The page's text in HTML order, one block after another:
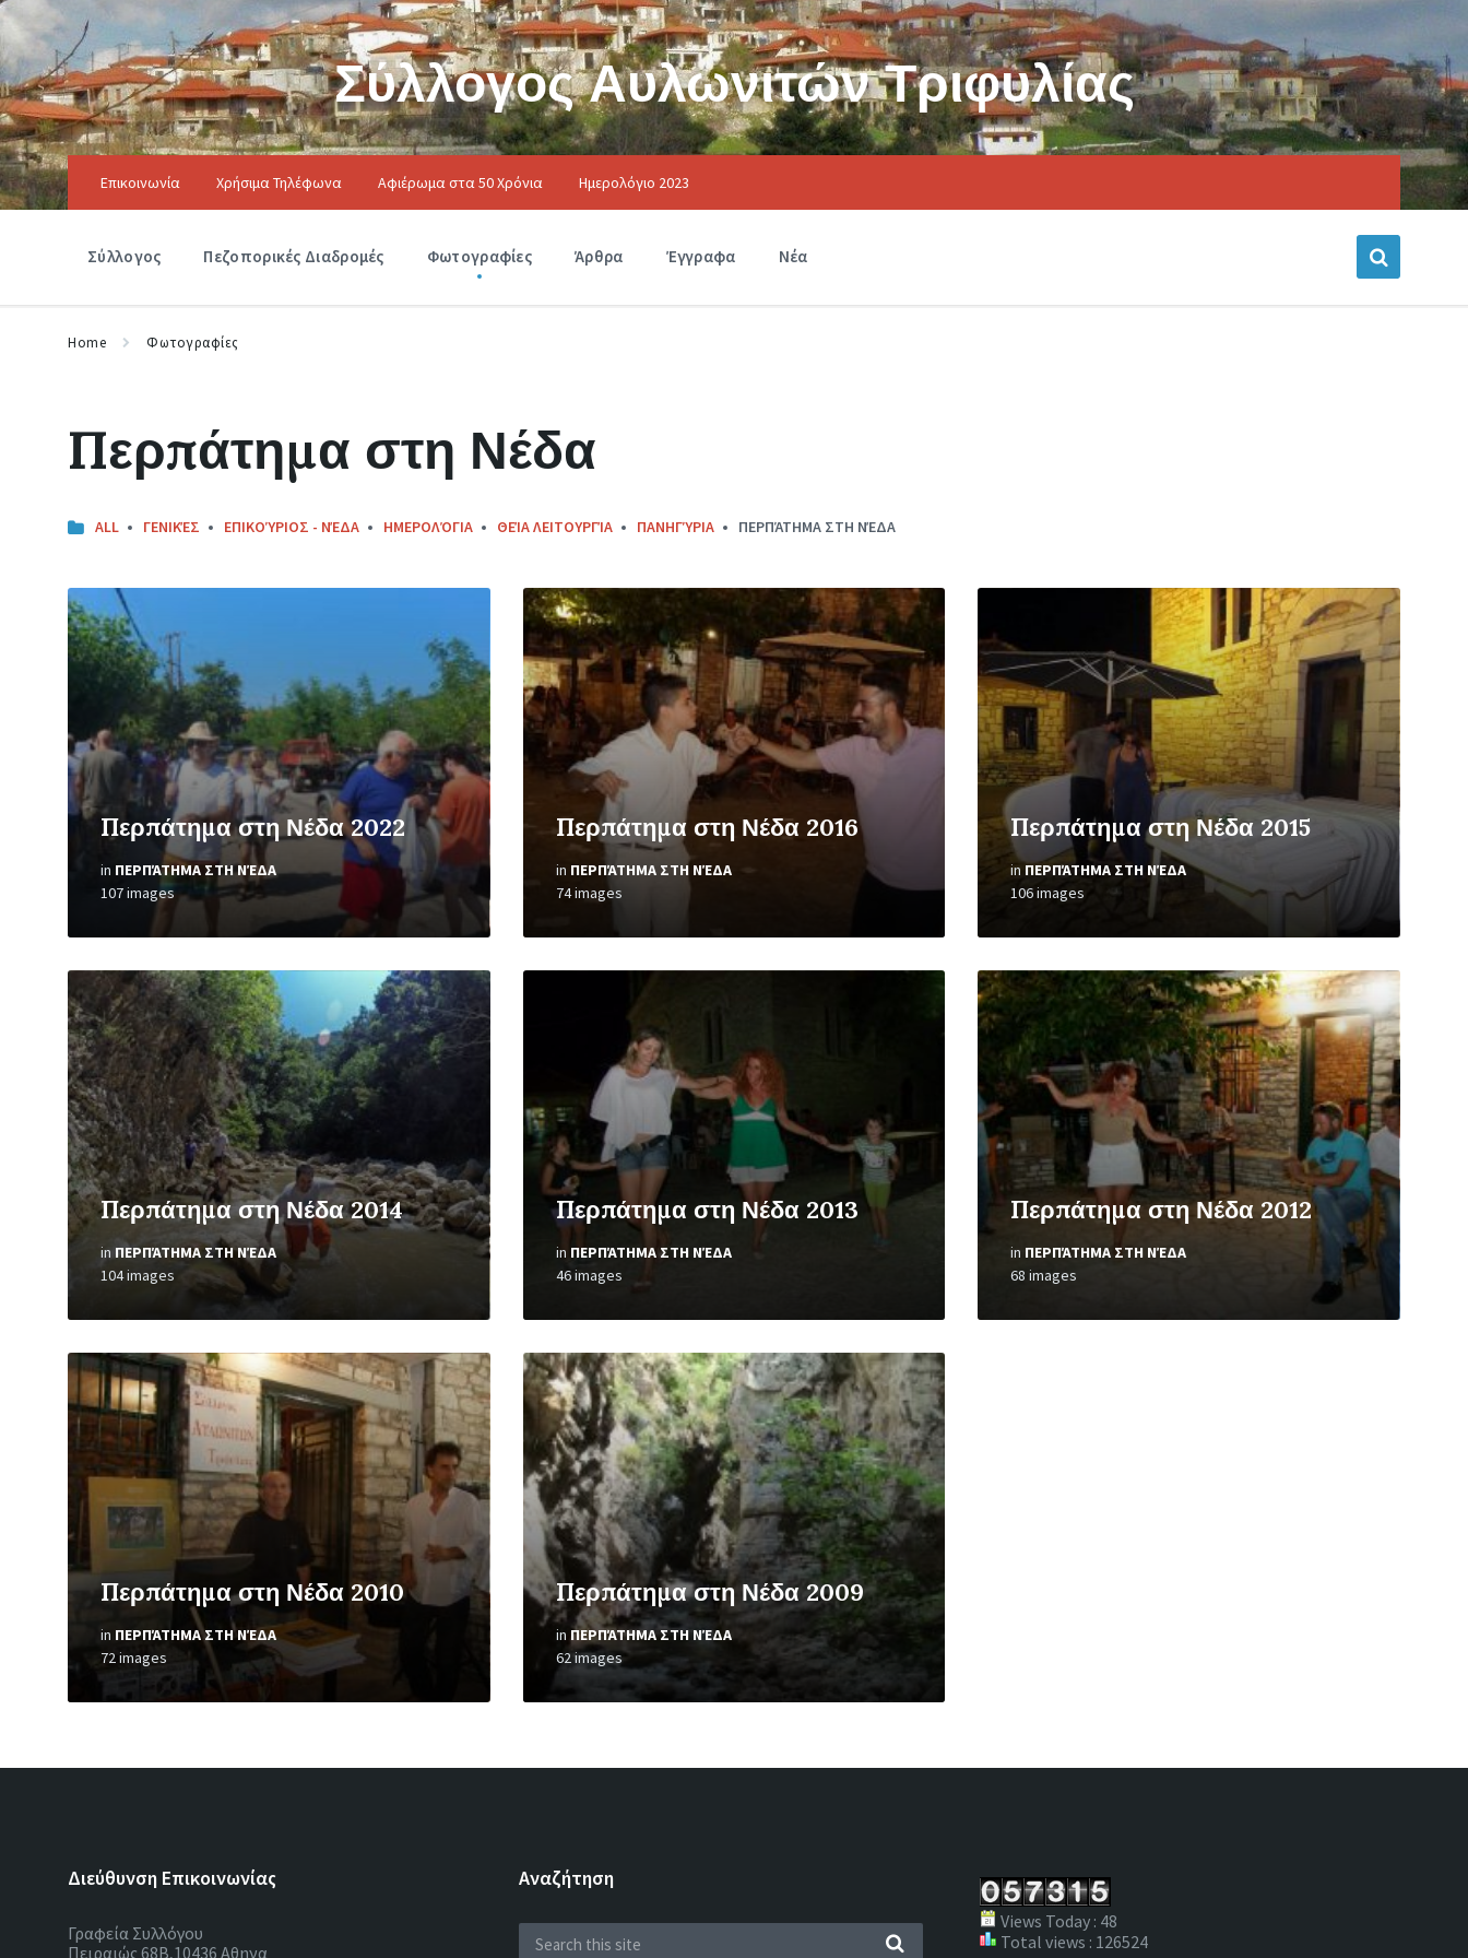
Skip
content
Skip
main
navigation
Skip
footer
Σύλλογος Αυλωνιτών Τριφυλίας
Επικοινωνία Χρήσιμα Τηλέφωνα Αφιέρωμα στα 50 Χρόνια Ημερολόγιο 2023
Σύλλογος Πεζοπορικές Διαδρομές Φωτογραφίες Άρθρα Έγγραφα Νέα
Home Φωτογραφίες
Περπάτημα στη Νέδα
ALL ΓΕΝΙΚΈΣ ΕΠΙΚΟΎΡΙΟΣ - ΝΈΔΑ ΗΜΕΡΟΛΌΓΙΑ ΘΕΊΑ ΛΕΙΤΟΥΡΓΊΑ ΠΑΝΗΓΎΡΙΑ ΠΕΡΠΆΤΗΜΑ ΣΤΗ ΝΈΔΑ
Περπάτημα στη Νέδα 2022
in ΠΕΡΠΆΤΗΜΑ ΣΤΗ ΝΈΔΑ
107 images
Open
Gallery
Περπάτημα στη Νέδα 2016
in ΠΕΡΠΆΤΗΜΑ ΣΤΗ ΝΈΔΑ
74 images
Open
Gallery
Περπάτημα στη Νέδα 2015
in ΠΕΡΠΆΤΗΜΑ ΣΤΗ ΝΈΔΑ
106 images
Open
Περπάτημα στη Νέδα 2014
in ΠΕΡΠΆΤΗΜΑ ΣΤΗ ΝΈΔΑ
104 images
Open
Gallery
Περπάτημα στη Νέδα 2013
in ΠΕΡΠΆΤΗΜΑ ΣΤΗ ΝΈΔΑ
46 images
Open
Περπάτημα στη Νέδα 2012
in ΠΕΡΠΆΤΗΜΑ ΣΤΗ ΝΈΔΑ
68 images
Open
Gallery
Περπάτημα στη Νέδα 2010
in ΠΕΡΠΆΤΗΜΑ ΣΤΗ ΝΈΔΑ
72 images
Open
Gallery
Περπάτημα στη Νέδα 2009
in ΠΕΡΠΆΤΗΜΑ ΣΤΗ ΝΈΔΑ
62 images
Open
Gallery
Διεύθυνση Επικοινωνίας
Γραφεία Συλλόγου
Πειραιώς 68Β,10436 Αθηνα
Αναζήτηση
Views Today : 48
Total views : 126524